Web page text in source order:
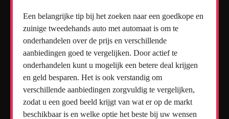
Een belangrijke tip bij het zoeken naar een goedkope en
zuinige tweedehands auto met automaat is om te
onderhandelen over de prijs en verschillende
aanbiedingen goed te vergelijken. Door actief te
onderhandelen kunt u mogelijk een betere deal krijgen
en geld besparen. Het is ook verstandig om
verschillende aanbiedingen zorgvuldig te vergelijken,
zodat u een goed beeld krijgt van wat er op de markt
beschikbaar is en welke optie het beste bij uw wensen